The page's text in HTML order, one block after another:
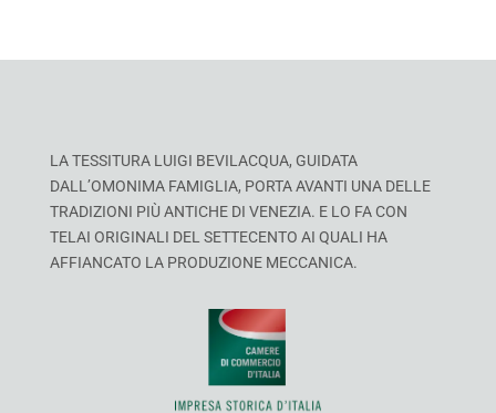
LA TESSITURA LUIGI BEVILACQUA, GUIDATA
DALL’OMONIMA FAMIGLIA, PORTA AVANTI UNA DELLE
TRADIZIONI PIÙ ANTICHE DI VENEZIA. E LO FA CON
TELAI ORIGINALI DEL SETTECENTO AI QUALI HA
AFFIANCATO LA PRODUZIONE MECCANICA.